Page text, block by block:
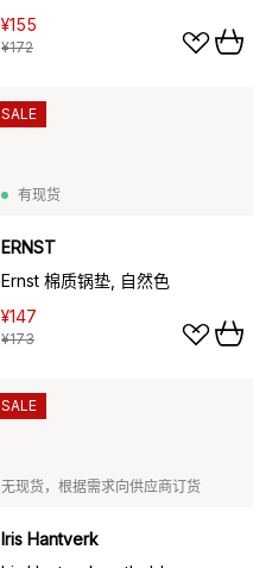
¥155
¥172
有现货
ERNST
Ernst 棉质锅垫, 自然色
¥147
¥173
SALE
无现货，根据需求向供应商订货
Iris Hantverk
SALE